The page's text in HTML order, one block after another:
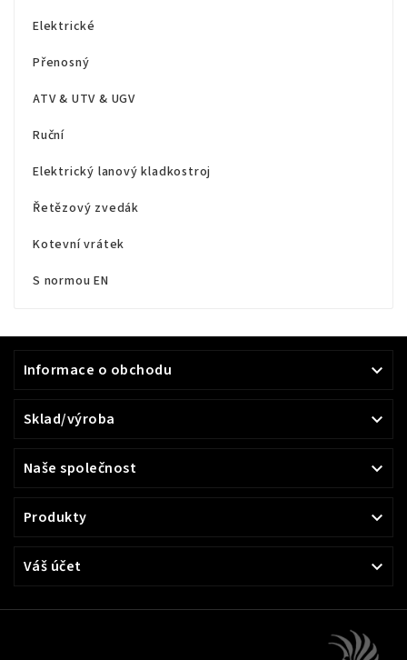
Elektrické
Přenosný
ATV & UTV & UGV
Ruční
Elektrický lanový kladkostroj
Řetězový zvedák
Kotevní vrátek
S normou EN
Informace o obchodu 
Sklad/výroba 
Naše společnost 
Produkty 
Váš účet 